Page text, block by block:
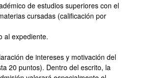
de estudios superiores con el
cursadas (calificación por
al expediente.
de intereses y motivación del
20 puntos). Dentro del escrito, la